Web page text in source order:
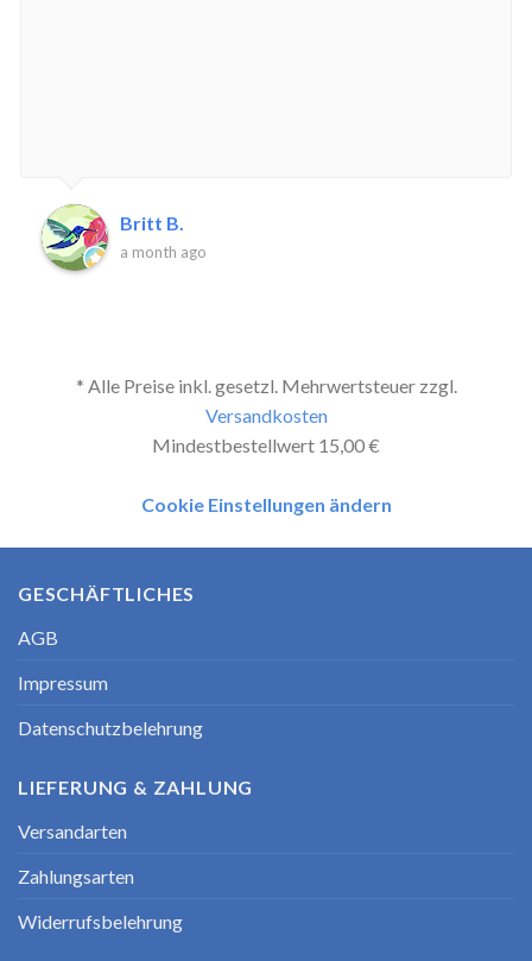
Britt B.
a month ago
* Alle Preise inkl. gesetzl. Mehrwertsteuer zzgl.
Versandkosten
Mindestbestellwert 15,00 €
Cookie Einstellungen ändern
GESCHÄFTLICHES
AGB
Impressum
Datenschutzbelehrung
LIEFERUNG & ZAHLUNG
Versandarten
Zahlungsarten
Widerrufsbelehrung